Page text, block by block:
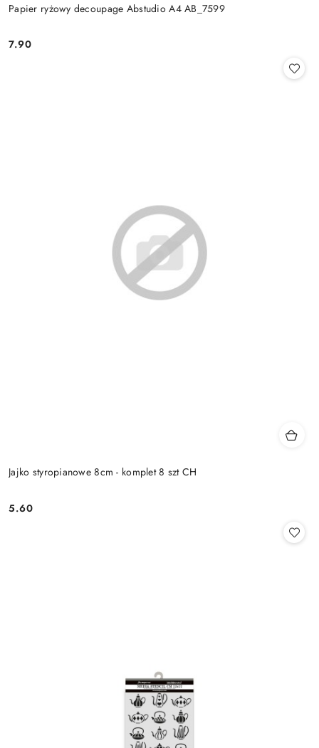
Papier ryżowy decoupage Abstudio A4 AB_7599
Cena:
7.90
Jajko styropianowe 8cm - komplet 8 szt CH
Cena:
5.60